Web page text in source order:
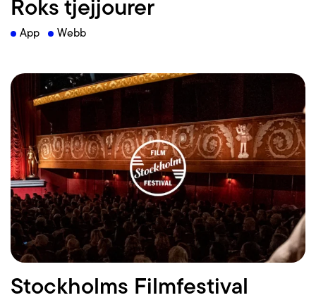
Roks tjejjourer
App Webb
Läs mer
Stockholms Filmfestival